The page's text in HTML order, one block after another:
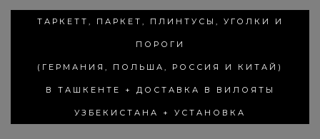
ТАРКЕТТ, ПАРКЕТ, ПЛИНТУСЫ, УГОЛКИ И
ПОРОГИ
(ГЕРМАНИЯ, ПОЛЬША, РОССИЯ И КИТАЙ)
В ТАШКЕНТЕ + ДОСТАВКА В ВИЛОЯТЫ
УЗБЕКИСТАНА + УСТАНОВКА